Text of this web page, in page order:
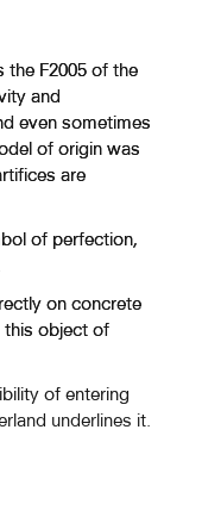
the F2005 of the
and
even sometimes
of origin was
are
of perfection,
on concrete
this object of
of entering
underlines it.
La Cathédrale De
Des Dieux (
Des Dieux
La Cathédrale